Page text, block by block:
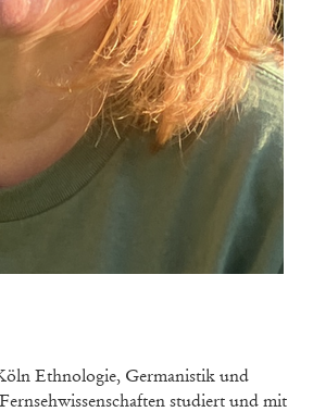
Ethnologie, Germanistik und
studiert und mit